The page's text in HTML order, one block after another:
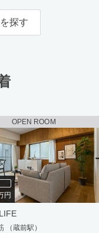
探す
OPEN ROOM
円
（蔵前駅）